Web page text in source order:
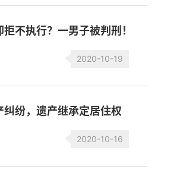
不执行？一男子被判刑！
2020-10-19
纠纷，遗产继承定居住权
2020-10-16